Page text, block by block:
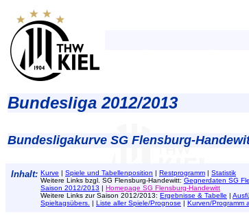
Bundesliga 2012/2013
Bundesligakurve SG Flensburg-
Inhalt: Kurve | Spiele und Tabellenposition | Restprogramm | Statistik
Weitere Links bzgl. SG Flensburg-Handewitt: Gegnerdaten SG
Saison 2012/2013 | Homepage SG Flensburg-Handewitt
Weitere Links zur Saison 2012/2013: Ergebnisse & Tabelle |
Spieltagsübers. | Liste aller Spiele/Prognose | Kurven/Programm